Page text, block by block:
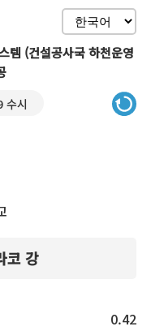
템 (건설공사국 하천운영
수시
코 강
0.42